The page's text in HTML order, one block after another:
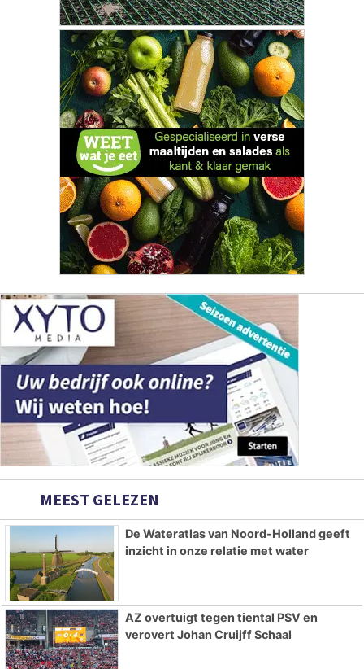
MEEST GELEZEN
De Wateratlas van Noord-Holland geeft
inzicht in onze relatie met water
AZ overtuigt tegen tiental PSV en
verovert Johan Cruijff Schaal